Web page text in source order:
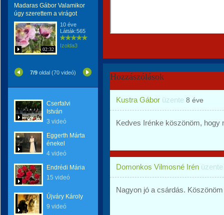
Madaras Gábor Valamikor
úgy szerettem a virágot
02:32
10 éve
Látták:565
Izolda3
7/9 oldal (70 videó)
Cserfalvi
István
3 videó
Eggerth Márta
énekel
4 videó
Endrédi Mária
15 videó
Újváry Károly
9 videó
Hozzászólások
Kustra Gábor üzente 8 éve
Kedves Irénke köszönöm, hogy
Domonkos Vilmosné Irén
Nagyon jó a csárdás.